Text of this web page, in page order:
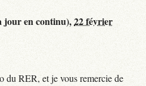
jour en continu),22 février
du RER, et je vous remercie de